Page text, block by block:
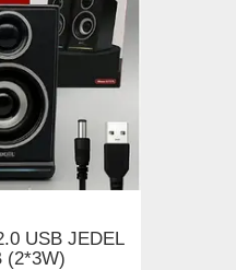
USB JEDEL
(2*3W)